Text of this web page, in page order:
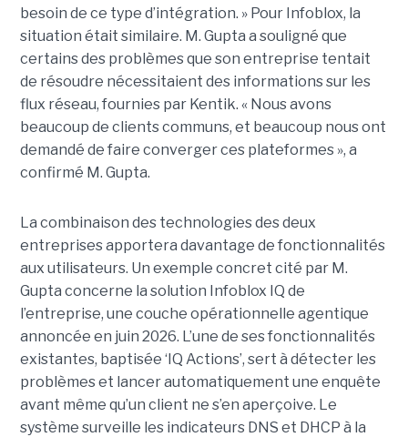
besoin de ce type d’intégration. » Pour Infoblox, la
situation était similaire. M. Gupta a souligné que
certains des problèmes que son entreprise tentait
de résoudre nécessitaient des informations sur les
flux réseau, fournies par Kentik. « Nous avons
beaucoup de clients communs, et beaucoup nous ont
demandé de faire converger ces plateformes », a
confirmé M. Gupta.
La combinaison des technologies des deux
entreprises apportera davantage de fonctionnalités
aux utilisateurs. Un exemple concret cité par M.
Gupta concerne la solution Infoblox IQ de
l’entreprise, une couche opérationnelle agentique
annoncée en juin 2026. L’une de ses fonctionnalités
existantes, baptisée ‘IQ Actions’, sert à détecter les
problèmes et lancer automatiquement une enquête
avant même qu’un client ne s’en aperçoive. Le
système surveille les indicateurs DNS et DHCP à la